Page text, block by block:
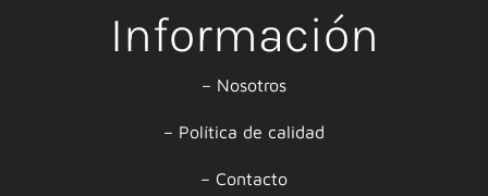
Información
– Nosotros
– Política de calidad
– Contacto